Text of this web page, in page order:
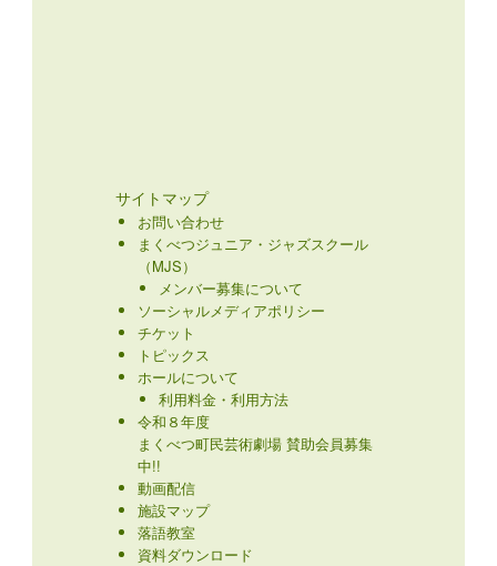
サイトマップ
お問い合わせ
まくべつジュニア・ジャズスクール
（MJS）
メンバー募集について
ソーシャルメディアポリシー
チケット
トピックス
ホールについて
利用料金・利用方法
令和８年度
まくべつ町民芸術劇場 賛助会員募集
中!!
動画配信
施設マップ
落語教室
資料ダウンロード